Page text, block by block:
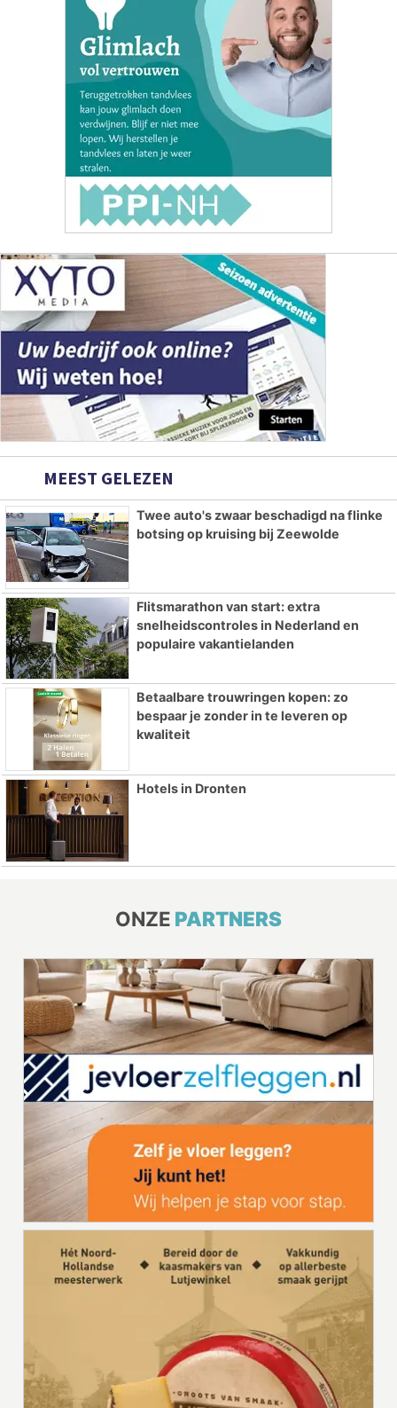
MEEST GELEZEN
Twee auto's zwaar beschadigd na flinke
botsing op kruising bij Zeewolde
Flitsmarathon van start: extra
snelheidscontroles in Nederland en
populaire vakantielanden
Betaalbare trouwringen kopen: zo
bespaar je zonder in te leveren op
kwaliteit
Hotels in Dronten
ONZE PARTNERS